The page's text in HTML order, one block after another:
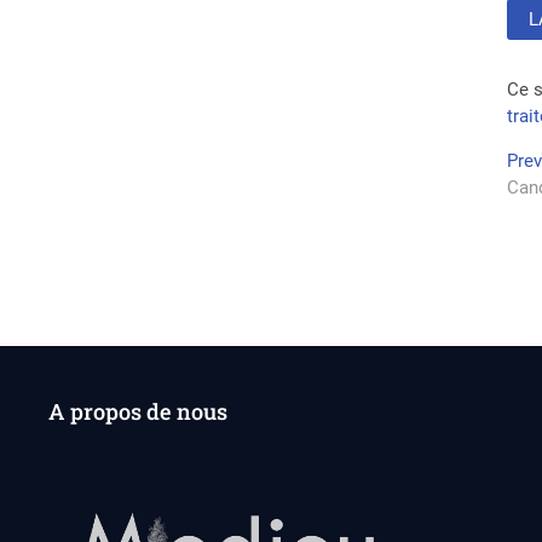
Ce
de
A propos de nous